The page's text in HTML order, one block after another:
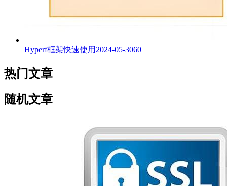
Hyperf框架快速使用 2024-05-3060
热门文章
随机文章